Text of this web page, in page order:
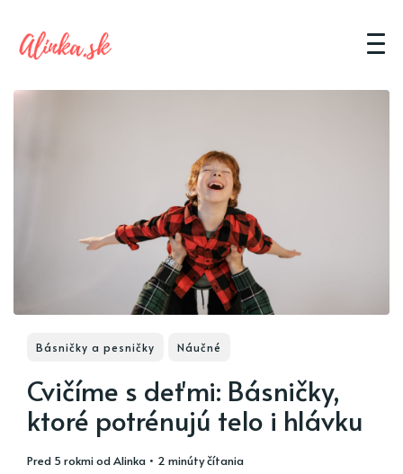
Básničky a pesničky Náučné
Cvičíme s deťmi: Básničky,
ktoré potrénujú telo i hlávku
pred 5 rokmiodAlinka • 2 minúty čítania